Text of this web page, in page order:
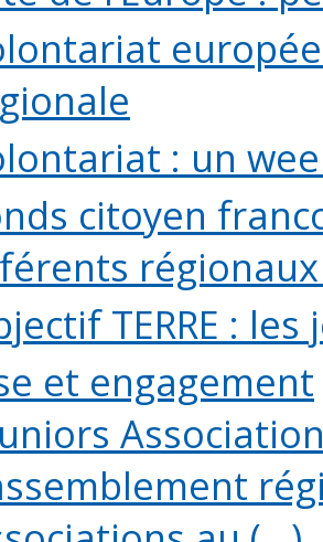
: un
citoyen
régionaux
TERRE :
et engagement